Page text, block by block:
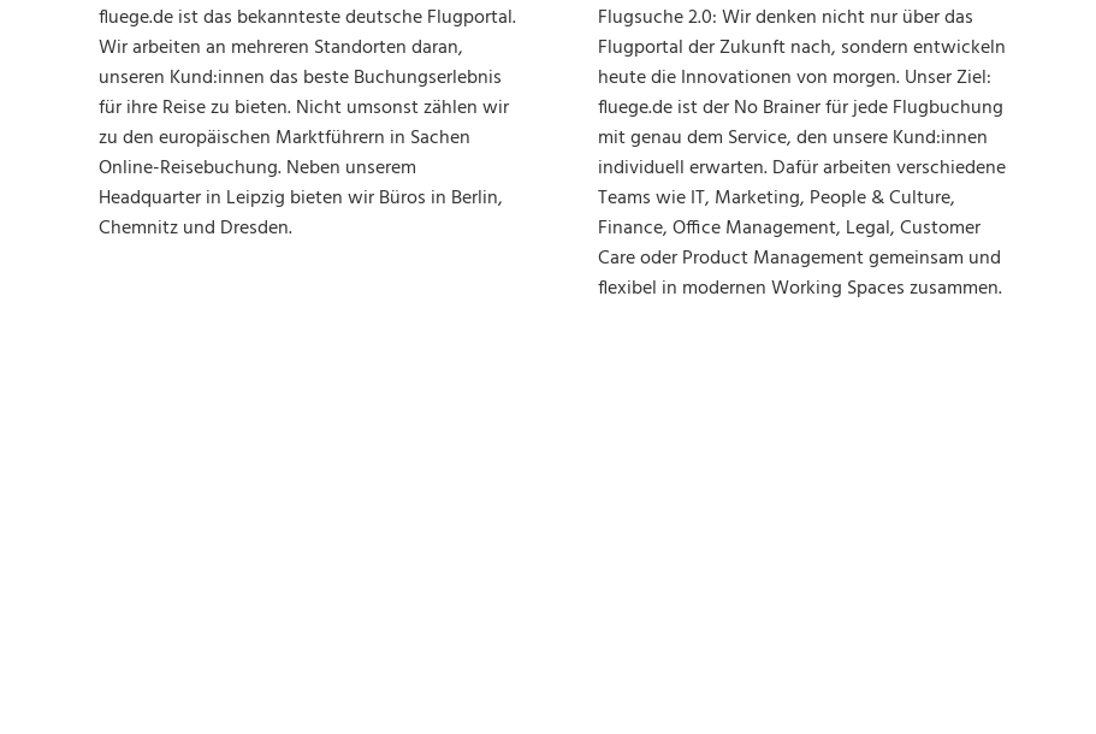
fluege.de ist das bekannteste deutsche Flugportal.
Wir arbeiten an mehreren Standorten daran,
unseren Kund:innen das beste Buchungserlebnis
für ihre Reise zu bieten. Nicht umsonst zählen wir
zu den europäischen Marktführern in Sachen
Online-Reisebuchung. Neben unserem
Headquarter in Leipzig bieten wir Büros in Berlin,
Chemnitz und Dresden.
Flugsuche 2.0: Wir denken nicht nur über das
Flugportal der Zukunft nach, sondern entwickeln
heute die Innovationen von morgen. Unser Ziel:
fluege.de ist der No Brainer für jede Flugbuchung
mit genau dem Service, den unsere Kund:innen
individuell erwarten. Dafür arbeiten verschiedene
Teams wie IT, Marketing, People & Culture,
Finance, Office Management, Legal, Customer
Care oder Product Management gemeinsam und
flexibel in modernen Working Spaces zusammen.